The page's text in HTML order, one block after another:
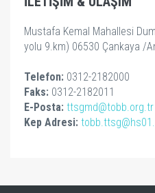
Mustafa Kemal Mahallesi
yolu 9.km) 06530 Çankaya /
Telefon: 0312-2182000
Faks: 0312-2182011
E-Posta: ttsgmd@tobb.org.tr
Kep Adresi: